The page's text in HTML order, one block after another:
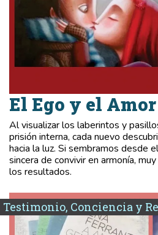
El Ego y el
Al visualizar los laberintos y
prisión interna, cada nuevo
hacia la luz. Si sembramos desde
sincera de convivir en armonía,
los resultados.
Testimonio, Conciencia y